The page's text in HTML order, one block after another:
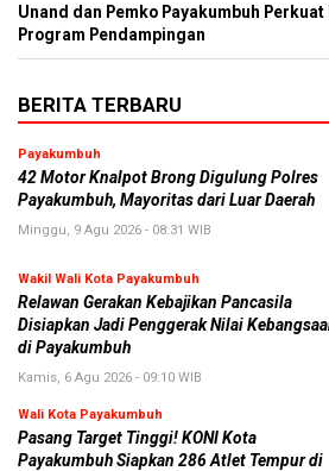
Unand dan Pemko Payakumbuh
Program Pendampingan
BERITA TERBARU
Payakumbuh
42 Motor Knalpot Brong Digulung Polres
Payakumbuh, Mayoritas dari Luar Daerah
Minggu, 9 Agu 2026 - 08:31 WIB
Wakil Wali Kota Payakumbuh
Relawan Gerakan Kebajikan Pancasila
Disiapkan Jadi Penggerak Nilai
di Payakumbuh
Kamis, 6 Agu 2026 - 09:10 WIB
Wali Kota Payakumbuh
Pasang Target Tinggi! KONI Kota
Payakumbuh Siapkan 286 Atlet Tempur di